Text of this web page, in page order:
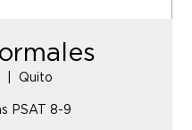
Quito
PSAT 8-9